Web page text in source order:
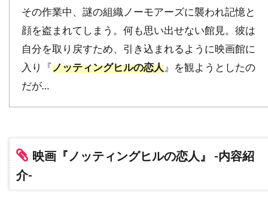
デイヴィッド・フォスター
デイヴィッド・ホバーマン
デイヴィッド・マメット
デイヴィッド・レイ
デイヴ・グルーシン
デクスター・フレッチャー
デデ・ガードナー
デニス・ギャスナー
デニス・ファリーナ
その作業中、謎の組織ノーモアーズに襲われ記憶と
顔を盗まれてしまう。何も思い出せない館見。彼は
自分を取り戻すため、引き込まれるように映画館に
入り『ノッティングヒルの恋人』を観ようとしたの
だが…
映画『ノッティングヒルの恋人』 -内容紹
介-